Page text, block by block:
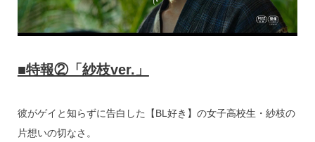
■特報②「紗枝ver.」
彼がゲイと知らずに告白した【BL好き】の女子高校生・紗枝の
片想いの切なさ。